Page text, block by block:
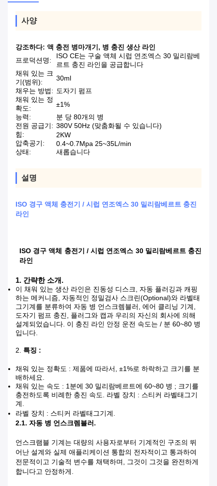
사양
강조하다: 액 충전 병마개기 , 병 충진 생산 라인
프로덕션명:
ISO CE는 구술 액체 시럽 연조엑스 30 밀리람베
르트 충진 라인을 공급합니다
채워 있는 크
기(범위):
30ml
채우는 방법: 도자기 펌프
채워 있는 정
확도:
±1%
능력:
분 당 80개의 병
전원 공급기: 380V 50Hz (맞춤화될 수 있습니다)
힘:
2KW
압축공기:
0.4~0.7Mpa 25~35L/min
상태:
새롭습니다
설명
ISO 경구 액체 충전기 / 시럽 연조엑스 30 밀리람베르트 충진
라인
ISO 경구 액체 충전기 / 시럽 연조엑스 30 밀리람베르트 충진
라인
1. 간략한 소개.
이 채워 있는 생산 라인은 진동성 디스크, 자동 플러깅과 캐핑
하는 메커니즘, 자동적인 정밀검사 스크린(Optional)와 라벨태
그기계를 분류하여 자동 병 언스크렘블러, 에어 클리닝 기계,
도자기 펌프 충진, 플러그와 캡과 우리의 자신의 회사에 의해
설계되었습니다. 이 충진 라인 안정 운전 속도는 / 분 60~80 병
입니다.
2. 특징 :
채워 있는 정확도 : 제품에 따라서, ±1%로 하락하고 크기를 분
배하세요.
채워 있는 속도 : 1분에 30 밀리람베르트에 60~80 병 ; 크기를
충전하도록 비례한 충진 속도. 라벨 장치 : 스티커 라벨태그기
계.
라벨 장치 : 스티커 라벨태그기계.
2.1. 자동 병 언스크렘블러.
언스크램블 기계는 대량의 사용자로부터 기계적인 구조의 뛰
어난 설계와 실제 애플리케이션 통합의 전자적이고 통과하여
전문적이고 기술적 변수를 채택하며, 그것이 그것을 완전하게
합니다고 안정하게.